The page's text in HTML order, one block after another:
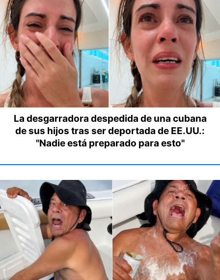
La desgarradora despedida de una cubana
de sus hijos tras ser deportada de EE.UU.:
"Nadie está preparado para esto"